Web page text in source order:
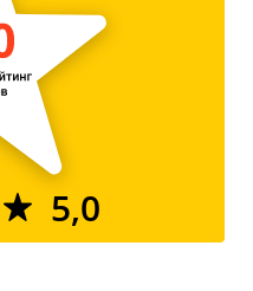
5,0